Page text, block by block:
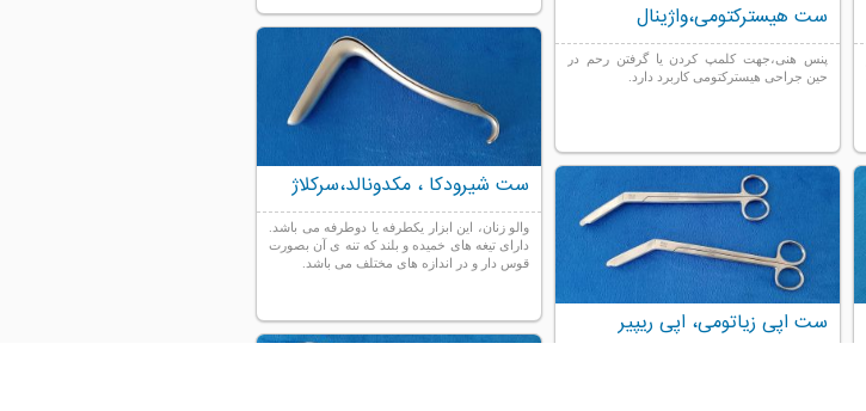
ست هیسترکتومی،واژینال
پنس هنی،جهت کلمپ کردن یا گرفتن رحم در
حین جراحی هیسترکتومی کاربرد دارد.
ست شیرودکا ، مکدونالد،سرکلاژ
والو زنان، این ابزار یکطرفه یا دوطرفه می باشد.
دارای تیغه های خمیده و بلند که تنه ی آن بصورت
قوس دار و در اندازه های مختلف می باشد.
ست اپی زیاتومی، اپی ریپیر